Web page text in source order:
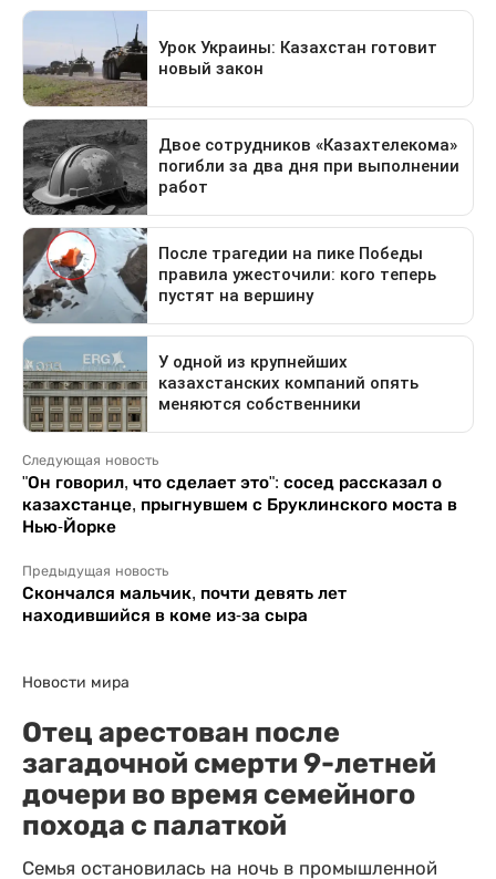
Следующая новость
"Он говорил, что сделает это": сосед рассказал о
казахстанце, прыгнувшем с Бруклинского моста в
Нью-Йорке
Предыдущая новость
Скончался мальчик, почти девять лет
находившийся в коме из-за сыра
Новости мира
Отец арестован после
загадочной смерти 9-летней
дочери во время семейного
похода с палаткой
Семья остановилась на ночь в промышленной